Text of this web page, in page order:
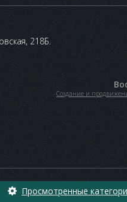
218Б.
Создание и
Просмотренные